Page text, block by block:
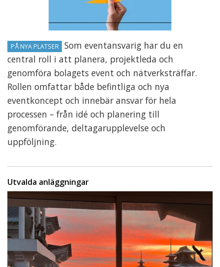
PÅ NYA PLATSER
Som eventansvarig har du en
central roll i att planera, projektleda och
genomföra bolagets event och nätverksträffar.
Rollen omfattar både befintliga och nya
eventkoncept och innebär ansvar för hela
processen – från idé och planering till
genomförande, deltagarupplevelse och
uppföljning.
Utvalda anläggningar